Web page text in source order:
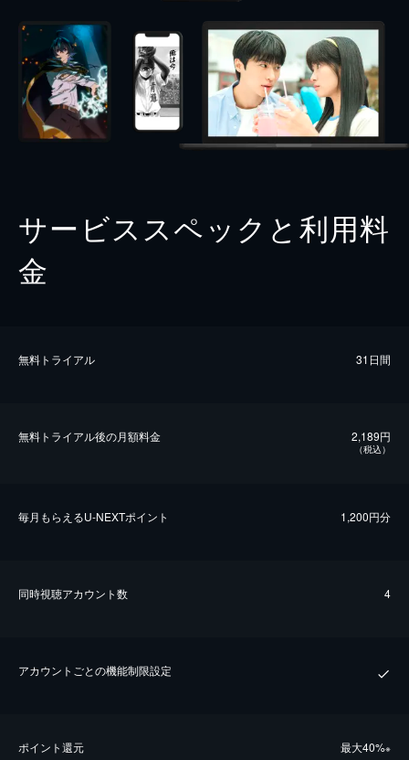
サービススペックと利用料
金
無料トライアル 31日間
無料トライアル後の⽉額料金 2,189円
（税込）
毎⽉もらえるU-NEXTポイント 1,200円分
同時視聴アカウント数 4
アカウントごとの機能制限設定
ポイント還元 最⼤40%※